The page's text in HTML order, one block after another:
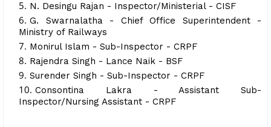
N. Desingu Rajan - Inspector/Ministerial - CISF
G. Swarnalatha - Chief Office Superintendent -
Ministry of Railways
Monirul Islam - Sub-Inspector - CRPF
Rajendra Singh - Lance Naik - BSF
Surender Singh - Sub-Inspector - CRPF
Consontina Lakra - Assistant Sub-
Inspector/Nursing Assistant - CRPF